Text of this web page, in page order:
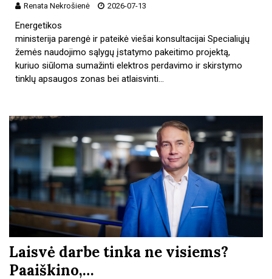
Renata Nekrošienė 2026-07-13
Energetikos
ministerija parengė ir pateikė viešai konsultacijai Specialiųjų
žemės naudojimo sąlygų įstatymo pakeitimo projektą,
kuriuo siūloma sumažinti elektros perdavimo ir skirstymo
tinklų apsaugos zonas bei atlaisvinti…
Laisvė darbe tinka ne visiems?
Paaiškino,…